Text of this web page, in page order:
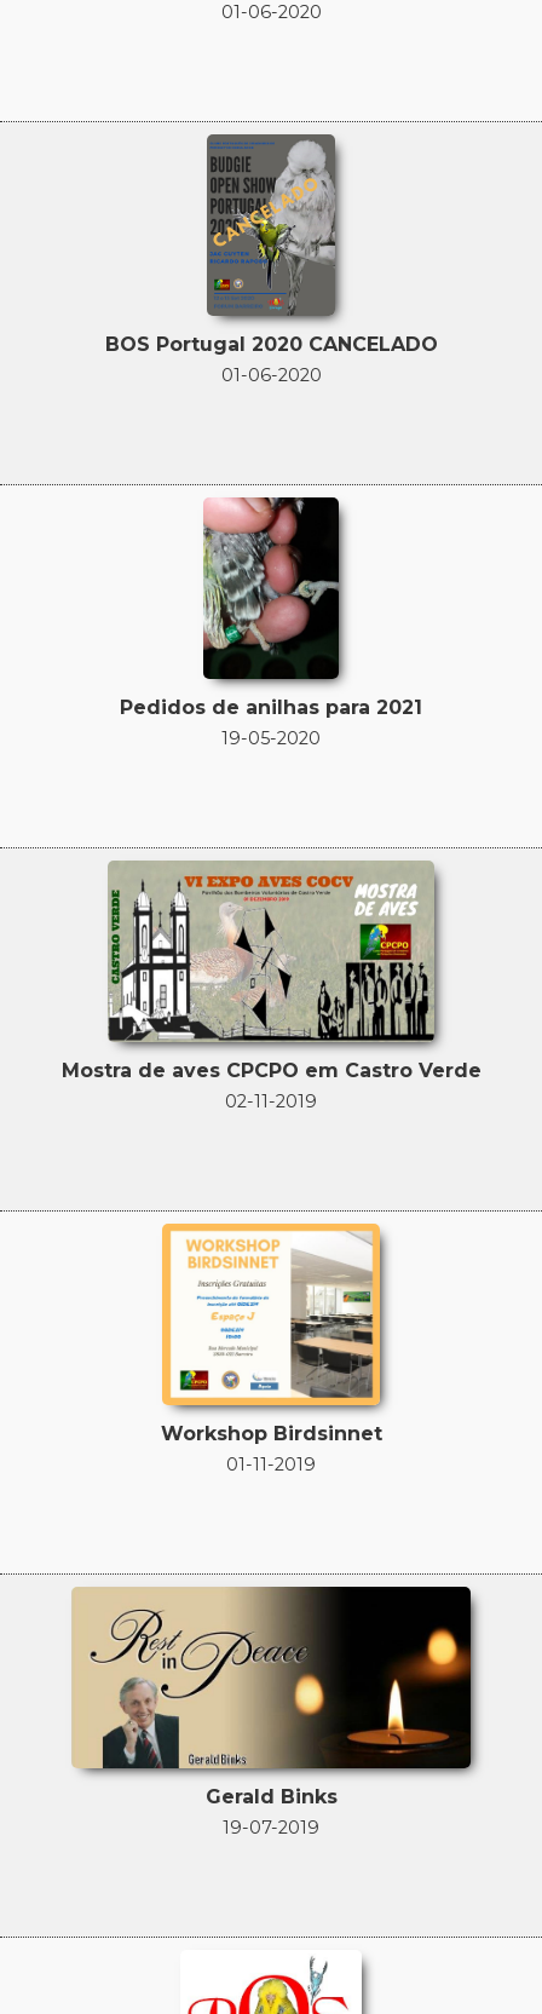
01-06-2020
BOS Portugal 2020 CANCELADO
01-06-2020
Pedidos de anilhas para 2021
19-05-2020
Mostra de aves CPCPO em Castro Verde
02-11-2019
Workshop Birdsinnet
01-11-2019
Gerald Binks
19-07-2019